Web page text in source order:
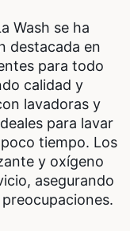
Wash se ha
destacada en
para todo
calidad y
lavadoras y
para lavar
tiempo. Los
y oxígeno
asegurando